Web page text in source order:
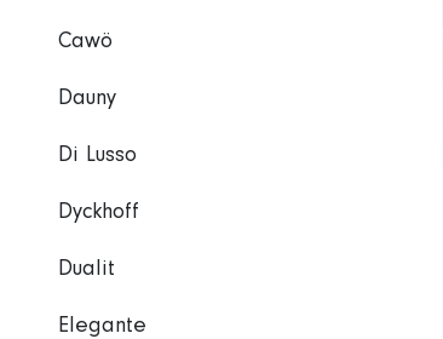
Cawö
Dauny
Di Lusso
Dyckhoff
Dualit
Elegante